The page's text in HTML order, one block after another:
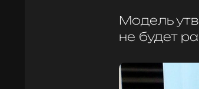
Модель
не будет